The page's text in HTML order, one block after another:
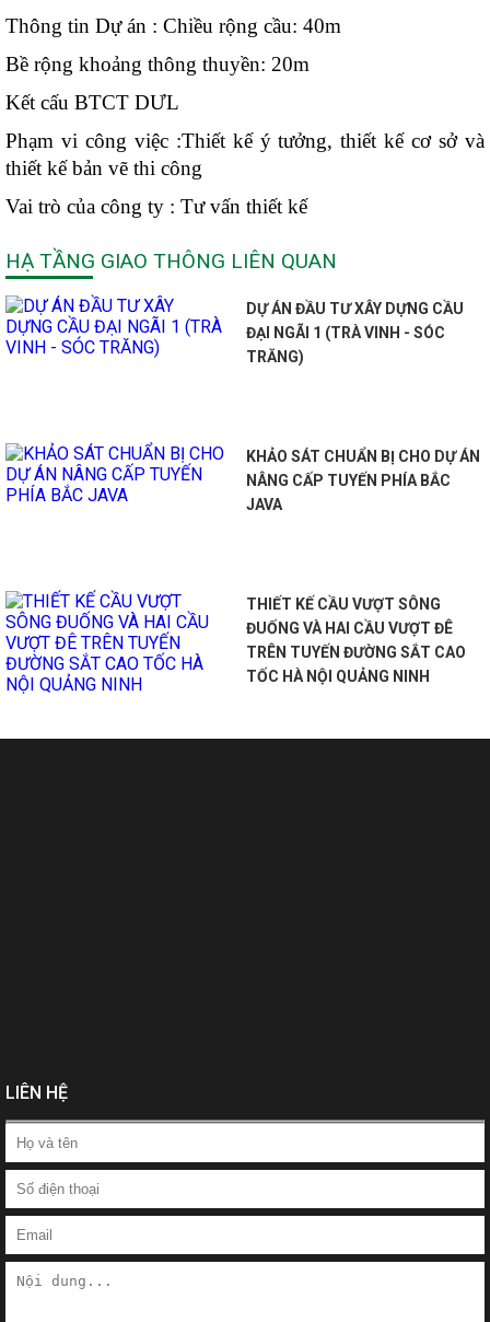
Thông tin Dự án : Chiều rộng cầu: 40m
Bề rộng khoảng thông thuyền: 20m
Kết cấu BTCT DƯL
Phạm vi công việc :Thiết kế ý tưởng, thiết kế cơ sở và
thiết kế bản vẽ thi công
Vai trò của công ty : Tư vấn thiết kế
HẠ TẦNG GIAO THÔNG LIÊN QUAN
DỰ ÁN ĐẦU TƯ XÂY DỰNG CẦU
ĐẠI NGÃI 1 (TRÀ VINH - SÓC
TRĂNG)
KHẢO SÁT CHUẨN BỊ CHO DỰ ÁN
NÂNG CẤP TUYẾN PHÍA BẮC
JAVA
THIẾT KẾ CẦU VƯỢT SÔNG
ĐUỐNG VÀ HAI CẦU VƯỢT ĐÊ
TRÊN TUYẾN ĐƯỜNG SẮT CAO
TỐC HÀ NỘI QUẢNG NINH
LIÊN HỆ